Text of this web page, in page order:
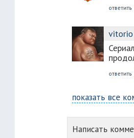
ответить
vitorio
ответить
показать все
Написать